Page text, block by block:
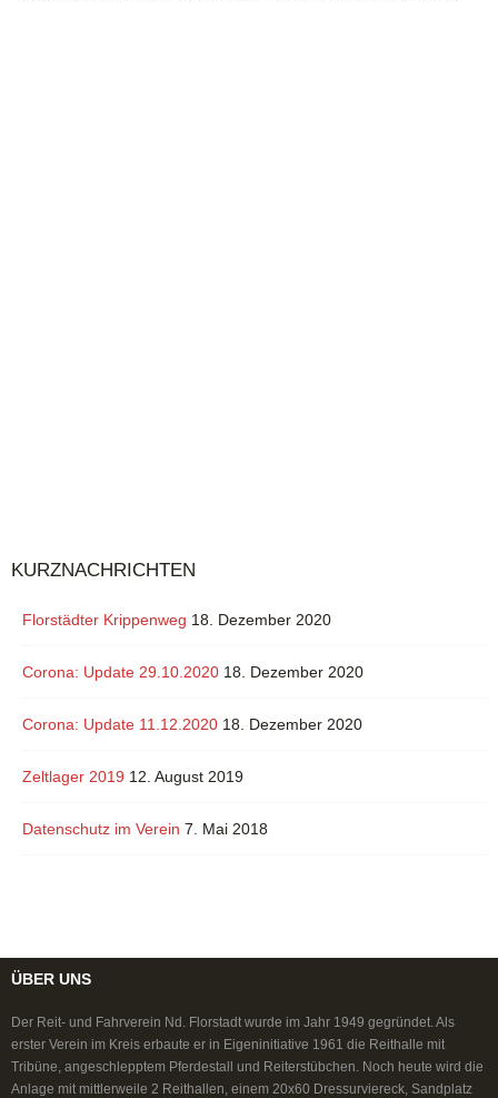
KURZNACHRICHTEN
Florstädter Krippenweg 18. Dezember 2020
Corona: Update 29.10.2020 18. Dezember 2020
Corona: Update 11.12.2020 18. Dezember 2020
Zeltlager 2019 12. August 2019
Datenschutz im Verein 7. Mai 2018
ÜBER UNS
Der Reit- und Fahrverein Nd. Florstadt wurde im Jahr 1949 gegründet. Als
erster Verein im Kreis erbaute er in Eigeninitiative 1961 die Reithalle mit
Tribüne, angeschlepptem Pferdestall und Reiterstübchen. Noch heute wird die
Anlage mit mittlerweile 2 Reithallen, einem 20x60 Dressurviereck, Sandplatz